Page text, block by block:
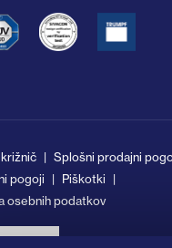
Splošni prodajni
pogoji
Piškotki
osebnih podatkov